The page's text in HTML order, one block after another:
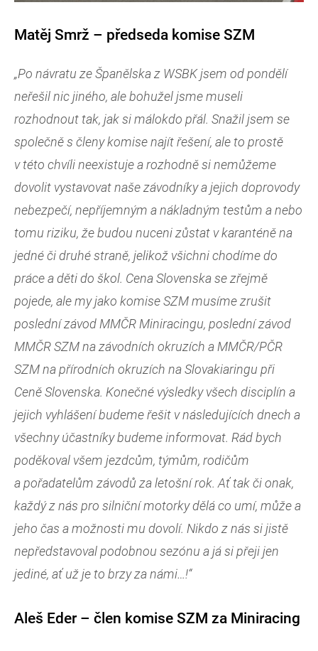
Matěj Smrž – předseda komise SZM
„Po návratu ze Španělska z WSBK jsem od pondělí
neřešil nic jiného, ale bohužel jsme museli
rozhodnout tak, jak si málokdo přál. Snažil jsem se
společně s členy komise najít řešení, ale to prostě
v této chvíli neexistuje a rozhodně si nemůžeme
dovolit vystavovat naše závodníky a jejich doprovody
nebezpečí, nepříjemným a nákladným testům a nebo
tomu riziku, že budou nuceni zůstat v karanténě na
jedné či druhé straně, jelikož všichni chodíme do
práce a děti do škol. Cena Slovenska se zřejmě
pojede, ale my jako komise SZM musíme zrušit
poslední závod MMČR Miniracingu, poslední závod
MMČR SZM na závodních okruzích a MMČR/PČR
SZM na přírodních okruzích na Slovakiaringu při
Ceně Slovenska. Konečné výsledky všech disciplín a
jejich vyhlášení budeme řešit v následujících dnech a
všechny účastníky budeme informovat. Rád bych
poděkoval všem jezdcům, týmům, rodičům
a pořadatelům závodů za letošní rok. Ať tak či onak,
každý z nás pro silniční motorky dělá co umí, může a
jeho čas a možnosti mu dovolí. Nikdo z nás si jistě
nepředstavoval podobnou sezónu a já si přeji jen
jediné, ať už je to brzy za námi…!“
Aleš Eder – člen komise SZM za Miniracing